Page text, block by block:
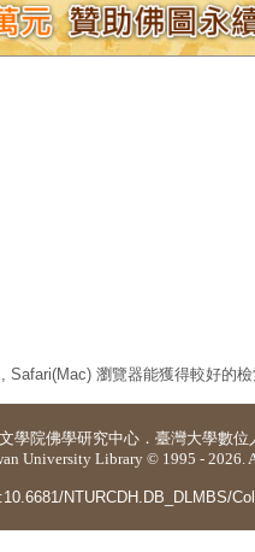
Safari(Mac) 瀏覽器能獲得較好的檢
文學院佛學研究中心 ． 臺灣大學數位
University Library © 1995 - 2026.
NTURCDH.DB_DLMBS/